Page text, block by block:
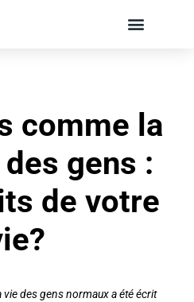
comme la
gens :
de votre
des gens normaux a été écrit